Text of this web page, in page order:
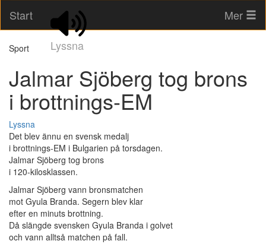
Start
Lyssna
Mer
Sport
Jalmar Sjöberg tog brons
i brottnings-EM
Lyssna
Det blev ännu en svensk medalj
i brottnings-EM i Bulgarien på torsdagen.
Jalmar Sjöberg tog brons
i 120-kilosklassen.
Jalmar Sjöberg vann bronsmatchen
mot Gyula Branda. Segern blev klar
efter en minuts brottning.
Då slängde svensken Gyula Branda i golvet
och vann alltså matchen på fall.